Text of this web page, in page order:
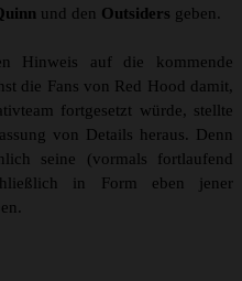
und den Outsiders geben.
Hinweis auf die kommende
die Fans von Red Hood damit,
fortgesetzt würde, stellte
von Details heraus. Denn
seine (vormals fortlaufend
in Form eben jener